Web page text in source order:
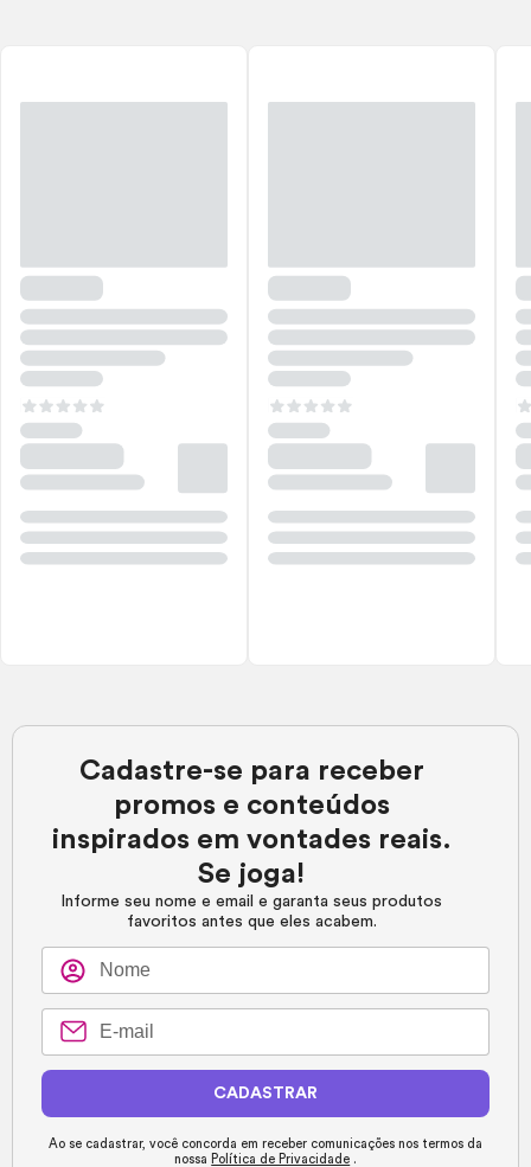
Cadastre-se para receber
promos e conteúdos
inspirados em vontades reais.
Se joga!
Informe seu nome e email e garanta seus produtos
favoritos antes que eles acabem.
CADASTRAR
Ao se cadastrar, você concorda em receber comunicações nos termos da
nossa Política de Privacidade .